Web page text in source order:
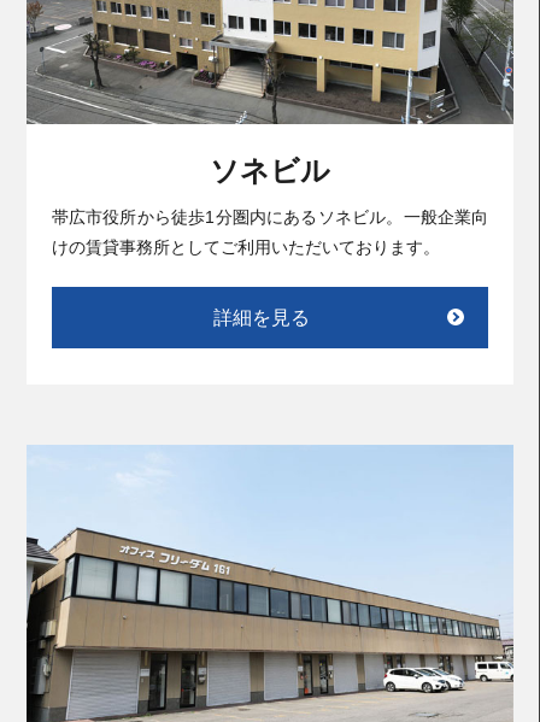
ソネビル
帯広市役所から徒歩1分圏内にあるソネビル。一般企業向
けの賃貸事務所としてご利用いただいております。
詳細を見る